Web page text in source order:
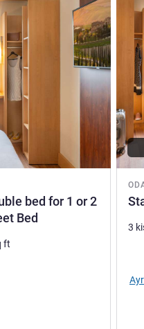
bed for 1 or 2
Bed
ft
3